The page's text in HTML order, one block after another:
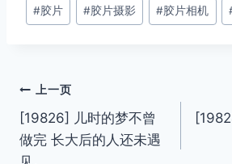
标
#胶片 #胶片摄影 #胶片相机
文
章
上一页
[19826] 儿时的梦不曾
做完 长大后的人还未遇